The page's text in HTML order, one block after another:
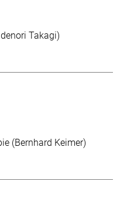
Takagi)
(Bernhard Keimer)